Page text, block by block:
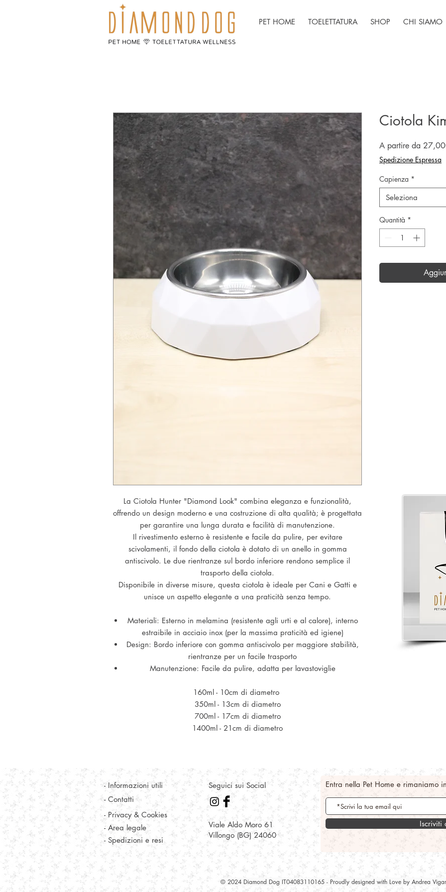
PET HOME TOELETTATURA SHOP CHI SIAMO
La Ciotola Hunter "Diamond Look" combina eleganza e funzionalità,
offrendo un design moderno e una costruzione di alta qualità; è progettata
per garantire una lunga durata e facilità di manutenzione.
Il rivestimento esterno è resistente e facile da pulire, per evitare
scivolamenti, il fondo della ciotola è dotato di un anello in gomma
antiscivolo. Le due rientranze sul bordo inferiore rendono semplice il
trasporto della ciotola.
Disponibile in diverse misure, questa ciotola è ideale per Cani e Gatti e
unisce un aspetto elegante a una praticità senza tempo.
Materiali: Esterno in melamina (resistente agli urti e al calore), interno
estraibile in acciaio inox (per la massima praticità ed igiene)
Design: Bordo inferiore con gomma antiscivolo per maggiore stabilità,
rientranze per un facile trasporto
Manutenzione: Facile da pulire, adatta per lavastoviglie
160ml - 10cm di diametro
350ml - 13cm di diametro
700ml - 17cm di diametro
1400ml - 21cm di diametro
Ciotola
A partire da
Spedizione Espressa
Capienza *
Seleziona
Quantità *
- Informazioni utili Seguici sui Social
- Privacy & Cookies
- Area legale
- Spedizioni e resi
Viale Aldo Moro 61
Villongo (BG) 24060
Entra nella Pet Home e rimaniamo
Iscriviti
© 2024 Diamond Dog IT04083110165 - Proudly designed with Love by Andrea
- Contatti